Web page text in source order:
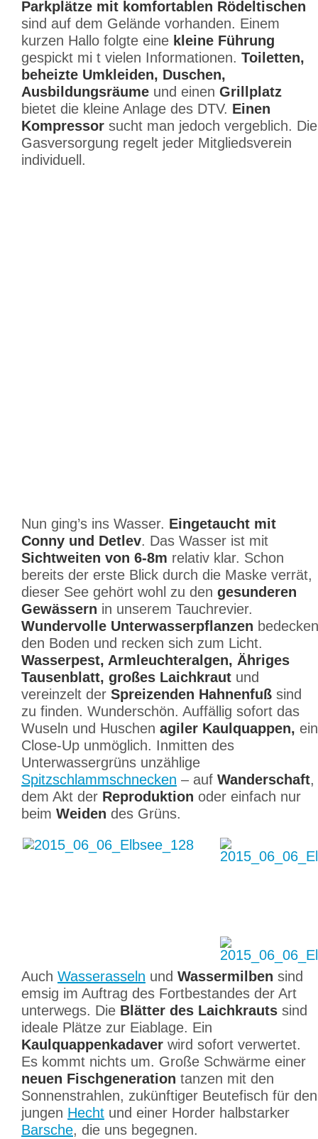
Parkplätze mit komfortablen Rödeltischen
sind auf dem Gelände vorhanden. Einem
kurzen Hallo folgte eine kleine Führung
gespickt mi t vielen Informationen. Toiletten,
beheizte Umkleiden, Duschen,
Ausbildungsräume und einen Grillplatz
bietet die kleine Anlage des DTV. Einen
Kompressor sucht man jedoch vergeblich. Die
Gasversorgung regelt jeder Mitgliedsverein
individuell.
Nun ging’s ins Wasser. Eingetaucht mit
Conny und Detlev. Das Wasser ist mit
Sichtweiten von 6-8m relativ klar. Schon
bereits der erste Blick durch die Maske verrät,
dieser See gehört wohl zu den gesunderen
Gewässern in unserem Tauchrevier.
Wundervolle Unterwasserpflanzen bedecken
den Boden und recken sich zum Licht.
Wasserpest, Armleuchteralgen, Ähriges
Tausenblatt, großes Laichkraut und
vereinzelt der Spreizenden Hahnenfuß sind
zu finden. Wunderschön. Auffällig sofort das
Wuseln und Huschen agiler Kaulquappen, ein
Close-Up unmöglich. Inmitten des
Unterwassergrüns unzählige
Spitzschlammschnecken – auf Wanderschaft,
dem Akt der Reproduktion oder einfach nur
beim Weiden des Grüns.
Auch Wasserasseln und Wassermilben sind
emsig im Auftrag des Fortbestandes der Art
unterwegs. Die Blätter des Laichkrauts sind
ideale Plätze zur Eiablage. Ein
Kaulquappenkadaver wird sofort verwertet.
Es kommt nichts um. Große Schwärme einer
neuen Fischgeneration tanzen mit den
Sonnenstrahlen, zukünftiger Beutefisch für den
jungen Hecht und einer Horder halbstarker
Barsche, die uns begegnen.